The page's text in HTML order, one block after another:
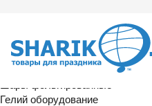
Расширенный поиск
Шары латексные
Гелий оборудование